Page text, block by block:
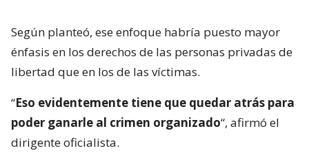
Según planteó, ese enfoque habría puesto mayor
énfasis en los derechos de las personas privadas de
libertad que en los de las víctimas.
“Eso evidentemente tiene que quedar atrás para
poder ganarle al crimen organizado“, afirmó el
dirigente oficialista.